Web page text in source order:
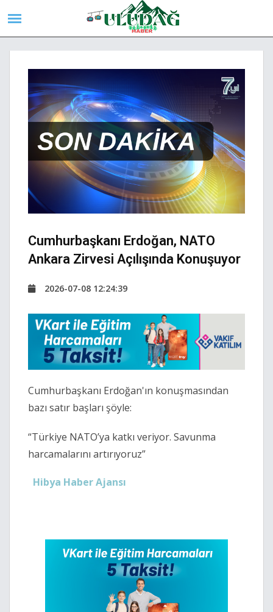
Cumhurbaşkanı Erdoğan, NATO
Ankara Zirvesi Açılışında Konuşuyor
2026-07-08 12:24:39
Cumhurbaşkanı Erdoğan'ın konuşmasından
bazı satır başları şöyle:
“Türkiye NATO’ya katkı veriyor. Savunma
harcamalarını artırıyoruz”
Hibya Haber Ajansı